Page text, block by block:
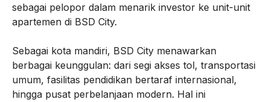
sebagai pelopor dalam menarik investor ke unit-unit
apartemen di BSD City.
Sebagai kota mandiri, BSD City menawarkan
berbagai keunggulan: dari segi akses tol, transportasi
umum, fasilitas pendidikan bertaraf internasional,
hingga pusat perbelanjaan modern. Hal ini